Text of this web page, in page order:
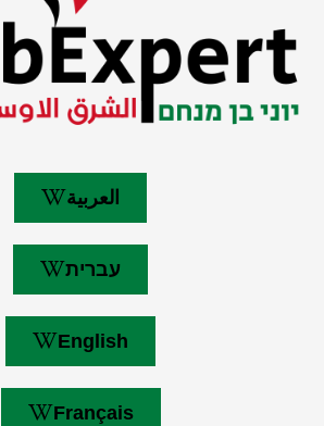
العربية
עברית
English
Français